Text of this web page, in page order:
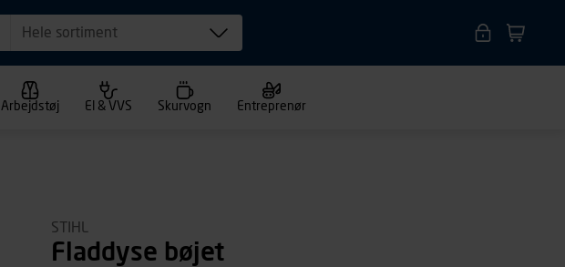
Hele sortiment
Arbejdstøj El & VVS Skurvogn Entreprenør
STIHL
Fladdyse bøjet